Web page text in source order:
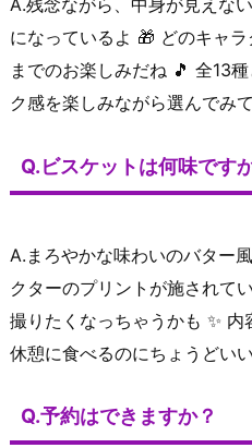
になっているよ 🎁 どのキャ
までのお楽しみだね 🎵 全13
ク感を楽しみながら選んでみ
Q.ビスケットは何味です
A.まろやかな味わいのバター
クターのプリントが施されて
撮りたくなっちゃうかも ✨
休憩に食べるのにちょうどい
Q.予約はできますか？